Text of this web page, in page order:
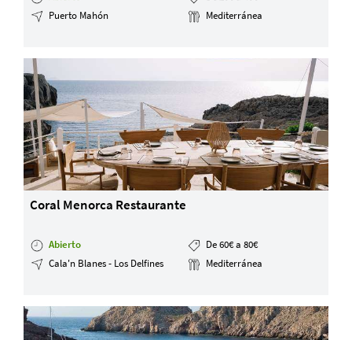
Puerto Mahón
Mediterránea
Coral Menorca Restaurante
Abierto
De 60€ a 80€
Cala'n Blanes - Los Delfines
Mediterránea